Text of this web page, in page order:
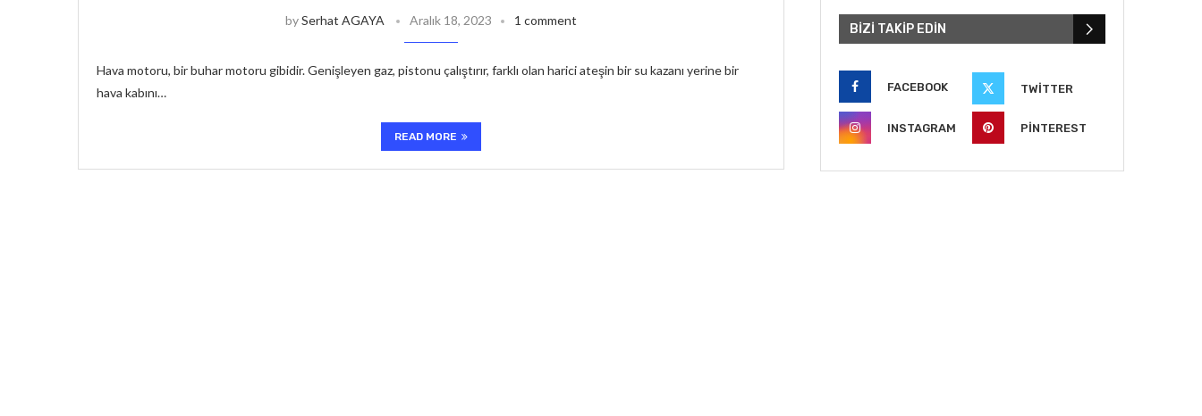
bySerhat AGAYA Aralık 18, 2023 1 comment
Hava motoru, bir buhar motoru gibidir. Genişleyen gaz, pistonu çalıştırır, farklı olan harici ateşin bir su kazanı yerine bir
hava kabını…
READ MORE
BIZI TAKIP EDIN
FACEBOOK TWITTER
INSTAGRAM PINTEREST